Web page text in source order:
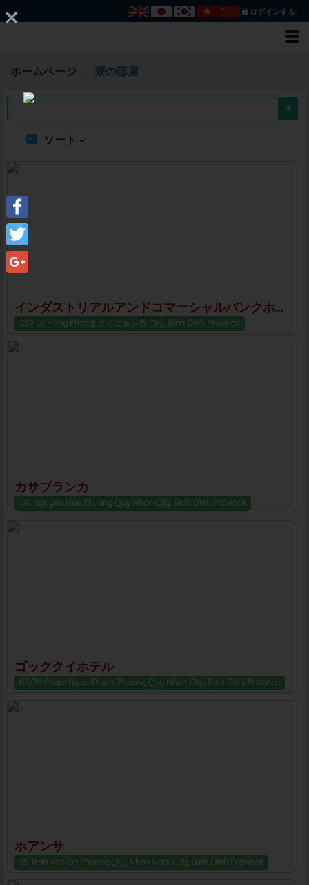
ログインする
Facebook
Twitter
ホームページ 寮の部屋
ソート
インダストリアルアンドコマーシャルバンクホテル
259 Le Hong Phong, クイニョン市 City, Binh Dinh Province
カサブランカ
178 Nguyen Hue Phuong Quy Nhon City, Binh Dinh Province
ゴッククイホテル
02/39 Pham Ngoc Thach, Phuong Quy Nhon City, Binh Dinh Province
ホアンサ
65 Tran Van On Phuong Quy Nhon Nam City, Binh Dinh Province